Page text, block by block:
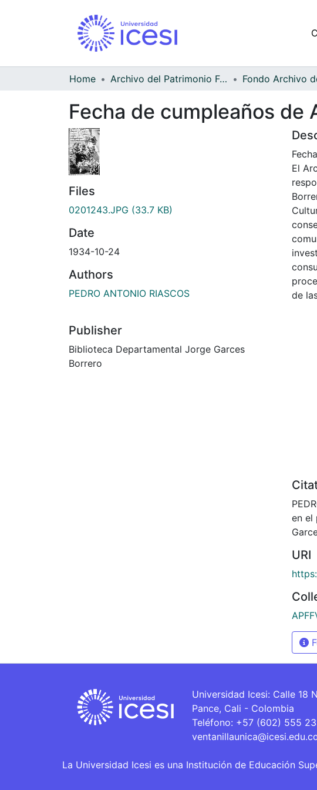
Home Archivo del Patrimonio Fotográfico y Fílmico del Valle del Cauca
Fecha de cumpleaños
Files
0201243.JPG (33.7 KB)
Date
1934-10-24
Authors
PEDRO ANTONIO RIASCOS
Publisher
Biblioteca Departamental Jorge Garces
Borrero
El
de
en el
URI
Universidad Icesi: Calle 18
Pance, Cali - Colombia
Teléfono: +57 (602) 555
La Universidad Icesi es una Institución de Educación